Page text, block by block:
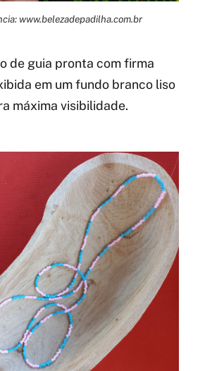
www.belezadepadilha.com.br
de guia pronta com firma
em um fundo branco liso
máxima visibilidade.